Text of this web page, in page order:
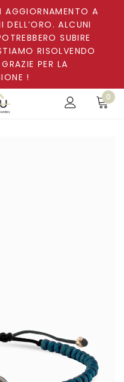
AGGIORNAMENTO A
DELL’ORO. ALCUNI
SUBIRE
RISOLVENDO
PER LA
!
0